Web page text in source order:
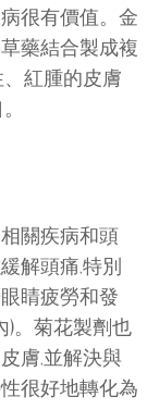
很有價值。金
藥結合製成複
紅腫的皮膚
關疾病和頭
解頭痛,特別
睛疲勞和發
)。菊花製劑也
膚,並解決與
很好地轉化為